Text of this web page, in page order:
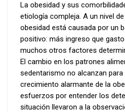
La obesidad y sus
etiología compleja. A un nivel
obesidad está causada por un
positivo: más ingreso que
muchos otros factores
El cambio en los patrones
sedentarismo no alcanzan
crecimiento alarmante de la
esfuerzos por entender los
situación llevaron a la